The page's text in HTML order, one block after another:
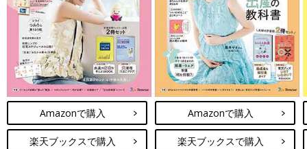
Amazonで購入
楽天ブックスで購入
Amazonで購入
楽天ブックスで購入